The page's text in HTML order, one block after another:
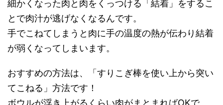
細かくなった肉と肉をくっつける「結着」をするこ
とで肉汁が逃げなくなるんです。
手でこねてしまうと肉に手の温度の熱が伝わり結着
が弱くなってしまいます。
おすすめの方法は、「すりこぎ棒を使い上から突い
てこねる」方法です！
ボウルが浮き上がるくらい肉がまとまればOKで